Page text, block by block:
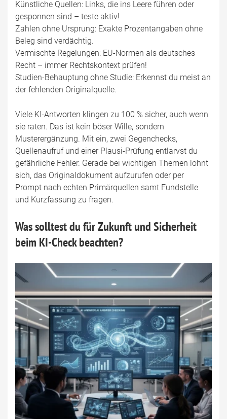
Künstliche Quellen: Links, die ins Leere führen oder
gesponnen sind – teste aktiv!
Zahlen ohne Ursprung: Exakte Prozentangaben ohne
Beleg sind verdächtig.
Vermischte Regelungen: EU-Normen als deutsches
Recht – immer Rechtskontext prüfen!
Studien-Behauptung ohne Studie: Erkennst du meist an
der fehlenden Originalquelle.
Viele KI-Antworten klingen zu 100 % sicher, auch wenn
sie raten. Das ist kein böser Wille, sondern
Musterergänzung. Mit ein, zwei Gegenchecks,
Quellenaufruf und einer Plausi-Prüfung entlarvst du
gefährliche Fehler. Gerade bei wichtigen Themen lohnt
sich, das Originaldokument aufzurufen oder per
Prompt nach echten Primärquellen samt Fundstelle
und Kurzfassung zu fragen.
Was solltest du für Zukunft und Sicherheit
beim KI-Check beachten?